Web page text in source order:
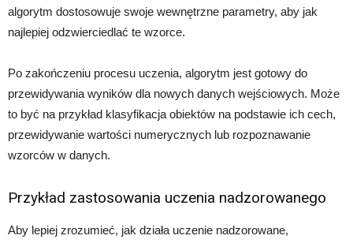
algorytm dostosowuje swoje wewnętrzne parametry, aby jak
najlepiej odzwierciedlać te wzorce.
Po zakończeniu procesu uczenia, algorytm jest gotowy do
przewidywania wyników dla nowych danych wejściowych. Może
to być na przykład klasyfikacja obiektów na podstawie ich cech,
przewidywanie wartości numerycznych lub rozpoznawanie
wzorców w danych.
Przykład zastosowania uczenia nadzorowanego
Aby lepiej zrozumieć, jak działa uczenie nadzorowane,